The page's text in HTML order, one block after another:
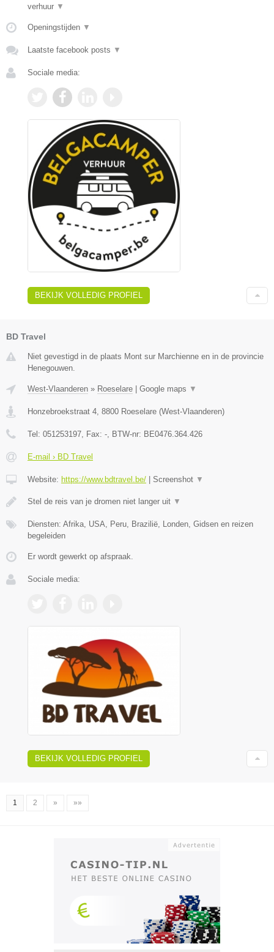
verhuur ▼
Openingstijden ▼
Laatste facebook posts ▼
Sociale media:
BEKIJK VOLLEDIG PROFIEL
BD Travel
Niet gevestigd in de plaats Mont sur Marchienne en in de provincie
Henegouwen.
West-Vlaanderen » Roeselare Google maps ▼
Honzebroekstraat 4, 8800 Roeselare (West-Vlaanderen)
Tel: 051253197, Fax: -, BTW-nr: BE0476.364.426
E-mail › BD Travel
Website: https://www.bdtravel.be/ Screenshot ▼
Stel de reis van je dromen niet langer uit ▼
Diensten: Afrika, USA, Peru, Brazilië, Londen, Gidsen en reizen
begeleiden
Er wordt gewerkt op afspraak.
Sociale media:
BEKIJK VOLLEDIG PROFIEL
1 2 » »»